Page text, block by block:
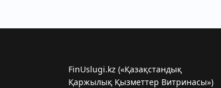
FinUslugi.kz («Қазақстандық
Қаржылық Қызметтер Витринасы»)